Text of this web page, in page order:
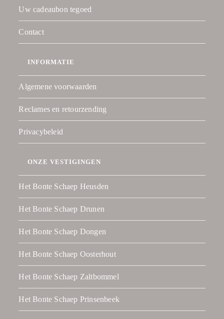
Uw cadeaubon tegoed
Contact
INFORMATIE
Algemene voorwaarden
Reclames en retourzending
Privacybeleid
ONZE VESTIGINGEN
Het Bonte Schaep Heusden
Het Bonte Schaep Drunen
Het Bonte Schaep Dongen
Het Bonte Schaep Oosterhout
Het Bonte Schaep Zaltbommel
Het Bonte Schaep Prinsenbeek